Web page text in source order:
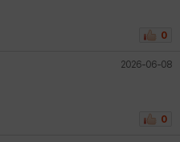
0
2026-06-08
0